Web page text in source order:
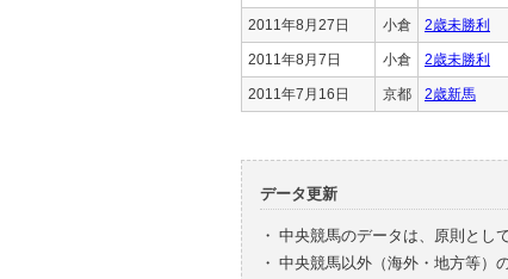
2011年8月27日 小倉 2歳未勝利
2011年8月7日 小倉 2歳未勝利
2011年7月16日 京都 2歳新馬
データ更新
・ 中央競馬のデータは、原則とし
・ 中央競馬以外（海外・地方等）